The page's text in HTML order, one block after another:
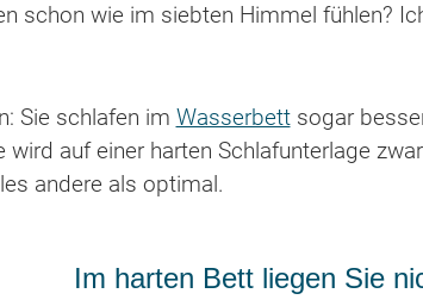
schon wie im siebten Himmel fühlen?
Sie schlafen im Wasserbettsogar
wird auf einer harten Schlafunterlage
andere als optimal.
Im harten Bett liegen Sie